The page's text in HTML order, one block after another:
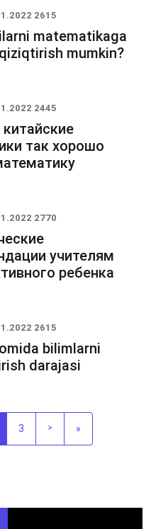
2615
matematikaga
mumkin?
2445
так хорошо
2770
учителям
ребенка
2615
bilimlarni
darajasi
3 > »